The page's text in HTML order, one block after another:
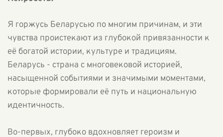
Я горжусь Беларусью по многим причинам, и эти
чувства проистекают из глубокой привязанности к
её богатой истории, культуре и традициям.
Беларусь - страна с многовековой историей,
насыщенной событиями и значимыми моментами,
которые формировали её путь и национальную
идентичность.
Во-первых, глубоко вдохновляет героизм и